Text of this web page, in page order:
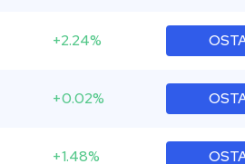
+2.24%
+0.02%
+1.48%